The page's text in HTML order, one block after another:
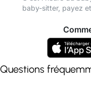
baby-sitter, payez
Questions